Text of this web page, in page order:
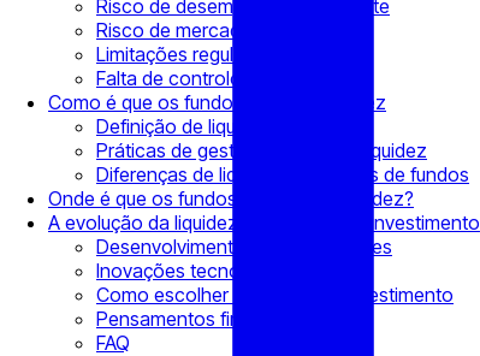
Risco de desempenho insuficiente
Risco de mercado
Limitações regulamentares
Falta de controlo
Como é que os fundos gerem a liquidez
Definição de liquidez
Práticas de gestão do risco de liquidez
Diferenças de liquidez entre tipos de fundos
Onde é que os fundos encontram liquidez?
A evolução da liquidez dos fundos de investimento
Desenvolvimentos regulamentares
Inovações tecnológicas
Como escolher um fundo de investimento
Pensamentos finais
FAQ